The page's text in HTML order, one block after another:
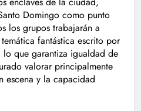
Domingo como punto
los grupos trabajarán a
fantástica escrito por
lo que garantiza igualdad de
valorar principalmente
escena y la capacidad